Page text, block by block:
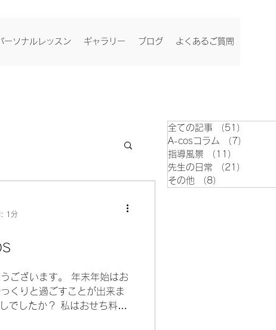
ーソナルレッスン ギャラリー ブログ よくあるご質問
全ての記事 （51）
A-cosコラム
（7）
指導風景
（11）
先生の日常
（21）
その他
（8）
ございます。 年末年始はお
くりと過ごすことが出来ま
でしたか？ 私はおせち料理
: 1分